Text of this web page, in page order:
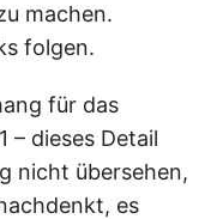
machen.
folgen.
für das
– dieses Detail
nicht übersehen,
es